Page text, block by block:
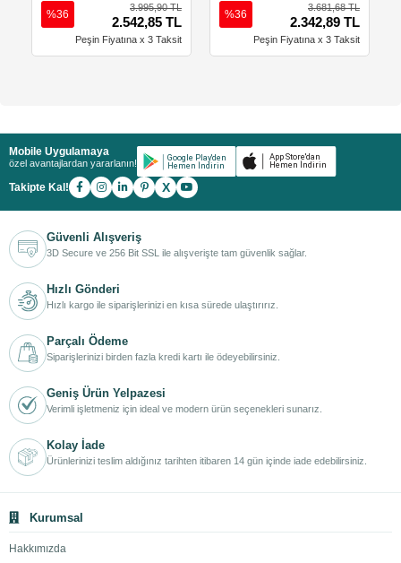
3.995,90 TL
2.542,85 TL
%36
Peşin Fiyatına x 3 Taksit
3.681,68 TL
2.342,89 TL
%36
Peşin Fiyatına x 3 Taksit
Mobile Uygulamaya
özel avantajlardan yararlanın!
Takipte Kal! X
Güvenli Alışveriş
3D Secure ve 256 Bit SSL ile alışverişte tam güvenlik sağlar.
Hızlı Gönderi
Hızlı kargo ile siparişlerinizi en kısa sürede ulaştırırız.
Parçalı Ödeme
Siparişlerinizi birden fazla kredi kartı ile ödeyebilirsiniz.
Geniş Ürün Yelpazesi
Verimli işletmeniz için ideal ve modern ürün seçenekleri sunarız.
Kolay İade
Ürünlerinizi teslim aldığınız tarihten itibaren 14 gün içinde iade edebilirsiniz.
Kurumsal
Hakkımızda